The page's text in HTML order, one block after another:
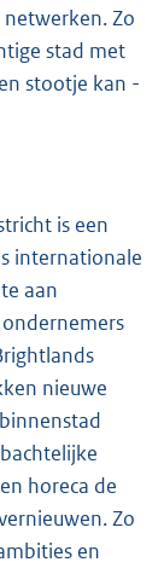
netwerken. Zo
stad met
stootje kan -
is een
internationale
aan
nieuwe
horeca de
Zo
en